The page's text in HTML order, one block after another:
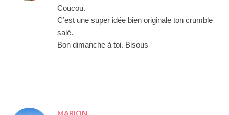
Coucou.
C’est une super idée bien originale ton crumble
salé.
Bon dimanche à toi. Bisous
MARION